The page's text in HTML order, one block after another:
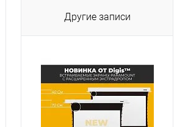
Другие записи